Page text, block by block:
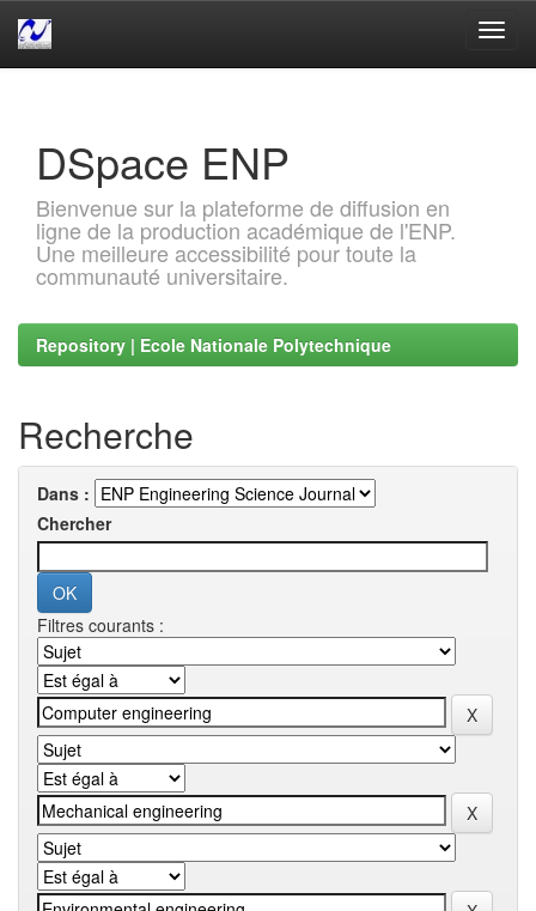
DSpace ENP
Bienvenue sur la plateforme de diffusion en
ligne de la production académique de l'ENP.
Une meilleure accessibilité pour toute la
communauté universitaire.
Repository | Ecole Nationale Polytechnique
Recherche
Dans :
Chercher
Filtres courants :